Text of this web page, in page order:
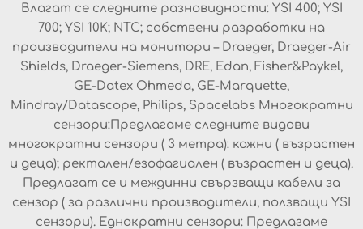
Влагат се следните разновидности: YSI 400; YSI
700; YSI 10K; NTC; собствени разработки на
производители на монитори – Draeger, Draeger-Air
Shields, Draeger-Siemens, DRE, Edan, Fisher&Paykel,
GE-Datex Ohmeda, GE-Marquette,
Mindray/Datascope, Philips, Spacelabs Многократни
сензори:Предлагаме следните видови
многократни сензори ( 3 метра): кожни ( възрастен
и деца); ректален/езофагиален ( възрастен и деца).
Предлагат се и междинни свързващи кабели за
сензор ( за различни производители, ползващи YSI
сензори). Еднократни сензори: Предлагаме